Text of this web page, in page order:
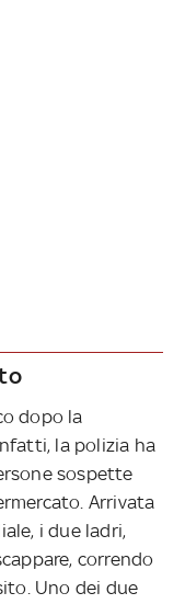
dopo la
la polizia ha
sospette
Arrivata
i due ladri,
correndo
Uno dei due